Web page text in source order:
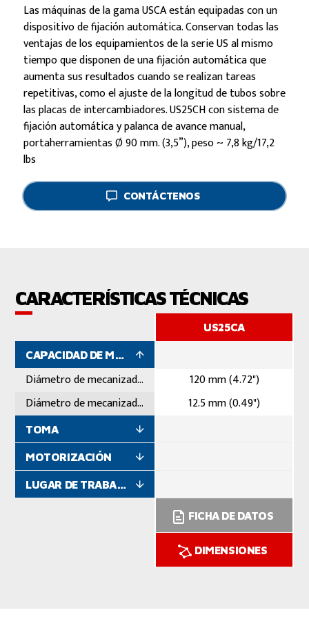
Las máquinas de la gama USCA están equipadas con un
dispositivo de fijación automática. Conservan todas las
ventajas de los equipamientos de la serie US al mismo
tiempo que disponen de una fijación automática que
aumenta sus resultados cuando se realizan tareas
repetitivas, como el ajuste de la longitud de tubos sobre
las placas de intercambiadores. US25CH con sistema de
fijación automática y palanca de avance manual,
portaherramientas Ø 90 mm. (3,5”), peso ~ 7,8 kg/17,2
lbs
CONTÁCTENOS
CARACTERÍSTICAS TÉCNICAS
CAPACIDAD DE MECANIZADO
Diámetro de mecanizado máximo
Diámetro de mecanizado mínimo
TOMA
MOTORIZACIÓN
LUGAR DE TRABAJO
US25CA
120 mm (4.72")
12.5 mm (0.49")
FICHA DE DATOS
DIMENSIONES